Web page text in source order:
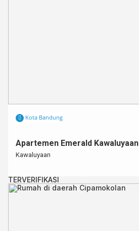
Kota Bandung
Apartemen Emerald Kawaluyaan
Kawaluyaan
TERVERIFIKASI